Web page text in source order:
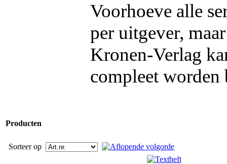
Voorhoeve alle
per uitgever,
Kronen-Verlag
compleet worden
Producten
Sorteer op